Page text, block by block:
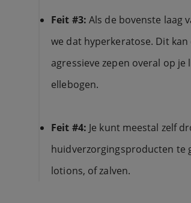
Feit #3:Als de bovenste laag
we dat hyperkeratose. Dit
agressieve zepen overal op
ellebogen.
Feit #4: Je kunt meestal zelf
huidverzorgingsproducten te
lotions, of zalven.